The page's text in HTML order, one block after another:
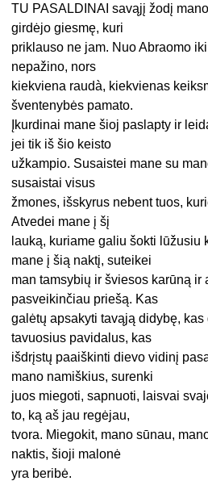
TU PASALDINAI savąjį žodį
girdėjo giesmę, kuri
priklauso ne jam. Nuo Abraomo
nepažino, nors
kiekviena raudà, kiekvienas
šventenybės pamato.
Įkurdinai mane šioj paslapty ir
jei tik iš šio keisto
užkampio. Susaistei mane su
susaistai visus
žmones, išskyrus nebent tuos,
Atvedei mane į šį
lauką, kuriame galiu šokti lūžusiu
mane į šią naktį, suteikei
man tamsybių ir šviesos karūną ir
pasveikinčiau priešą. Kas
galėtų apsakyti tavąją didybę,
tavuosius pavidalus, kas
išdrįstų paaiškinti dievo vidinį
mano namiškius, surenki
juos miegoti, sapnuoti, laisvai
to, ką aš jau regėjau,
tvora. Miegokit, mano sūnau,
naktis, šioji malonė
yra beribė.